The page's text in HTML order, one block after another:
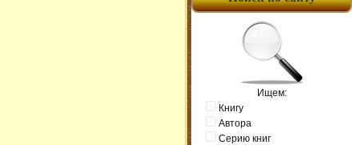
Ищем:
Книгу
Автора
Серию книг